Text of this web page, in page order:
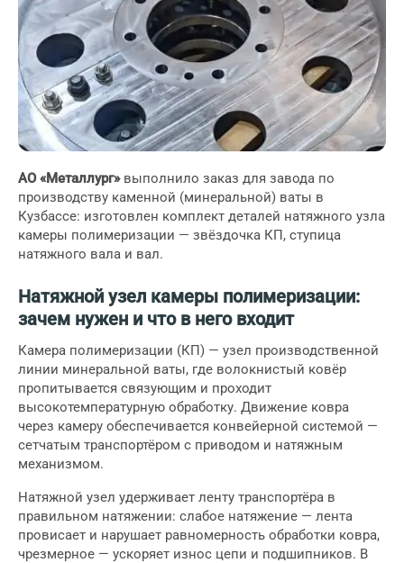
АО «Металлург»выполнило заказ для завода по
производству каменной (минеральной) ваты в
Кузбассе: изготовлен комплект деталей натяжного узла
камеры полимеризации — звёздочка КП, ступица
натяжного вала и вал.
Натяжной узел камеры полимеризации:
зачем нужен и что в него входит
Камера полимеризации (КП) — узел производственной
линии минеральной ваты, где волокнистый ковёр
пропитывается связующим и проходит
высокотемпературную обработку. Движение ковра
через камеру обеспечивается конвейерной системой —
сетчатым транспортёром с приводом и натяжным
механизмом.
Натяжной узел удерживает ленту транспортёра в
правильном натяжении: слабое натяжение — лента
провисает и нарушает равномерность обработки ковра,
чрезмерное — ускоряет износ цепи и подшипников. В